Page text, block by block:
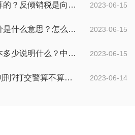
2023-06-15
反倾销税怎么算的？反倾销税是向谁征收的？反倾销税的计算公式是什么？
2023-06-15
土地拍卖增幅价是什么意思？怎么确定土地拍卖价底价？ 短讯
2023-06-15
企业的注册资本多少说明什么？中华人民共和国公司法第二十六条是什么？
2023-06-14
殴打交警怎么判刑?打交警算不算袭警?-环球观焦点